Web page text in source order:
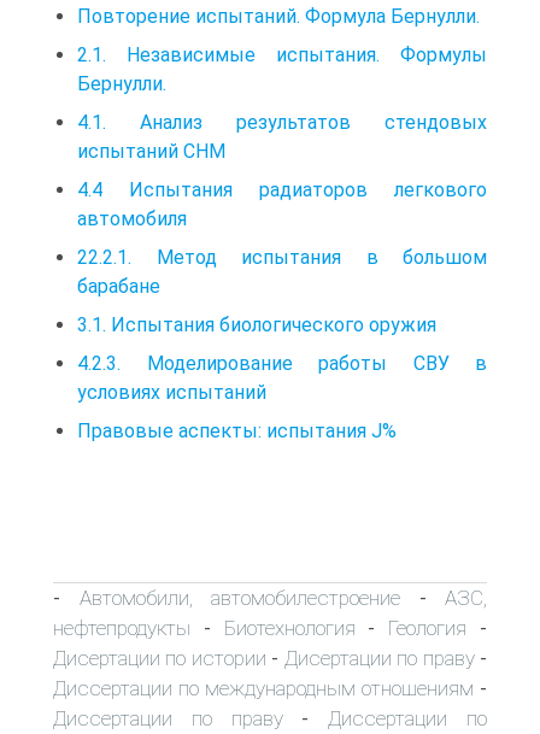
Повторение испытаний. Формула Бернулли.
2.1. Независимые испытания. Формулы
Бернулли.
4.1. Анализ результатов стендовых
испытаний СНМ
4.4 Испытания радиаторов легкового
автомобиля
22.2.1. Метод испытания в большом
барабане
3.1. Испытания биологического оружия
4.2.3. Моделирование работы СВУ в
условиях испытаний
Правовые аспекты: испытания J%
- Автомобили, автомобилестроение - АЗС,
нефтепродукты - Биотехнология - Геология -
Дисертации по истории - Дисертации по праву-
Диссертации по международным отношениям -
Диссертации по праву- Диссертации по